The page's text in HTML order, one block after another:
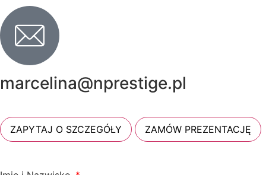
marcelina@nprestige.pl
ZAPYTAJ O SZCZEGÓŁY ZAMÓW PREZENTACJĘ